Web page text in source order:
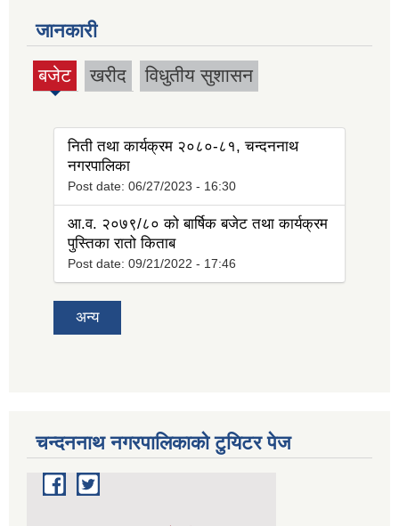
जानकारी
बजेट
(active
खरीद विधुतीय सुशासन
निती तथा कार्यक्रम २०८०-८१, चन्दननाथ
नगरपालिका
Post date: 06/27/2023 - 16:30
आ.व. २०७९/८० को बार्षिक बजेट तथा कार्यक्रम
पुस्तिका रातो किताब
Post date: 09/21/2022 - 17:46
अन्य
चन्दननाथ नगरपालिकाको टुयिटर पेज